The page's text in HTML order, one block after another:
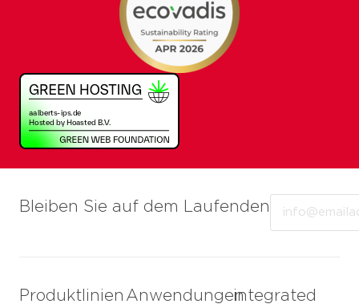
Bleiben Sie auf dem Laufenden
Produktlinien Anwendungenintegrated